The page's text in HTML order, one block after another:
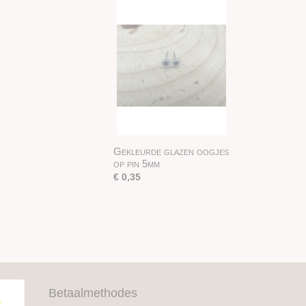
Gekleurde glazen oogjes
op pin 5mm
€ 0,35
Betaalmethodes